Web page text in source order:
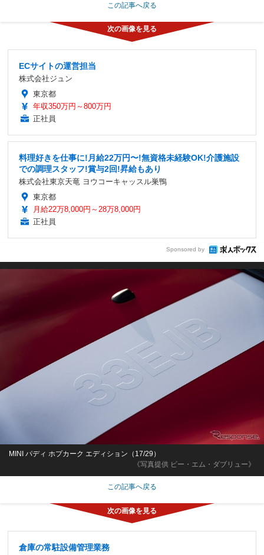
この記事へ戻る
ECサイトの運営担当
株式会社ジュン
東京都
年収350万円～800万円
正社員
料理好きを仕事に!月給22万円〜!無資格未経験OK!介護施設
での調理スタッフ!賞与2回!昇給もあり
株式会社東京天竜 ヨウコーキャッスル巣鴨
東京都
月給22万8,000円～28万8,000円
正社員
Sponsored by
《写真提供 ビー・エム・ダブリュー》
MINI パディ ホプカーク エディション（17/29）
この記事へ戻る
倉庫の常駐設備管理業務